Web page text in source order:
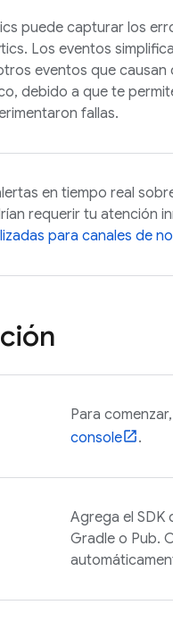
puede capturar los
. Los eventos
eventos que
debido a que te
fallas.
en tiempo real
requerir tu atención
para canales de
Para
console
.
Agrega el SDK
Gradle o Pub.